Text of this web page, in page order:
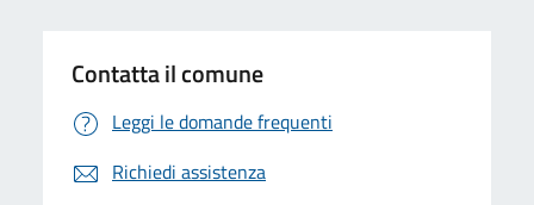
Contatta il comune
Leggi le domande frequenti
Richiedi assistenza